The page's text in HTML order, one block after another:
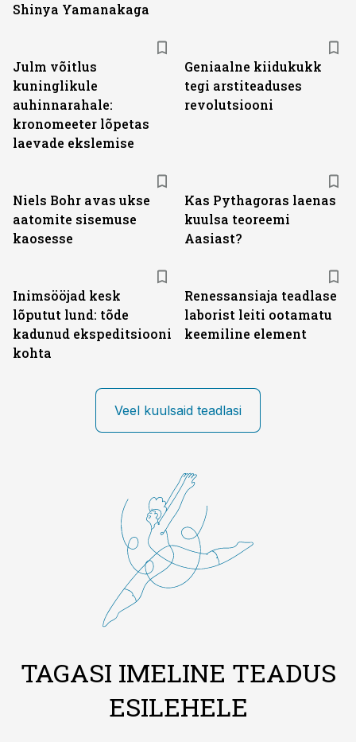
Shinya Yamanakaga
Julm võitlus
kuninglikule
auhinnarahale:
kronomeeter lõpetas
laevade ekslemise
Geniaalne kiidukukk
tegi arstiteaduses
revolutsiooni
Niels Bohr avas ukse
aatomite sisemuse
kaosesse
Kas Pythagoras laenas
kuulsa teoreemi
Aasiast?
Inimsööjad kesk
lõputut lund: tõde
kadunud ekspeditsiooni
kohta
Renessansiaja teadlase
laborist leiti ootamatu
keemiline element
Veel kuulsaid teadlasi
TAGASI IMELINE TEADUS
ESILEHELE